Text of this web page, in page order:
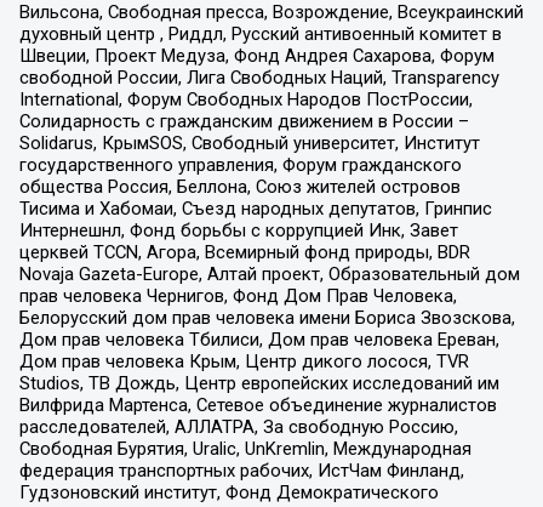
Вильсона, Свободная пресса, Возрождение, Всеукраинский
духовный центр , Риддл, Русский антивоенный комитет в
Швеции, Проект Медуза, Фонд Андрея Сахарова, Форум
свободной России, Лига Свободных Наций, Transparеncy
International, Форум Свободных Народов ПостРоссии,
Солидарность с гражданским движением в России –
Solidarus, КрымSOS, Свободный университет, Институт
государственного управления, Форум гражданского
общества Россия, Беллона, Союз жителей островов
Тисима и Хабомаи, Съезд народных депутатов, Гринпис
Интернешнл, Фонд борьбы с коррупцией Инк, Завет
церквей TCCN, Агора, Всемирный фонд природы, BDR
Novaja Gazeta-Europe, Алтай проект, Образовательный дом
прав человека Чернигов, Фонд Дом Прав Человека,
Белорусский дом прав человека имени Бориса Звозскова,
Дом прав человека Тбилиси, Дом прав человека Ереван,
Дом прав человека Крым, Центр дикого лосося, TVR
Studios, ТВ Дождь, Центр европейских исследований им
Вилфрида Мартенса, Сетевое объединение журналистов
расследователей, АЛЛАТРА, За свободную Россию,
Свободная Бурятия, Uralic, UnKremlin, Международная
федерация транспортных рабочих, ИстЧам Финланд,
Гудзоновский институт, Фонд Демократического